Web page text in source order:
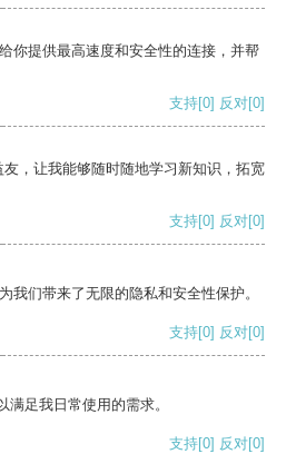
你提供最高速度和安全性的连接，并帮
支持[0] 反对[0]
，让我能够随时随地学习新知识，拓宽
支持[0] 反对[0]
我们带来了无限的隐私和安全性保护。
支持[0] 反对[0]
足我日常使用的需求。
支持[0] 反对[0]